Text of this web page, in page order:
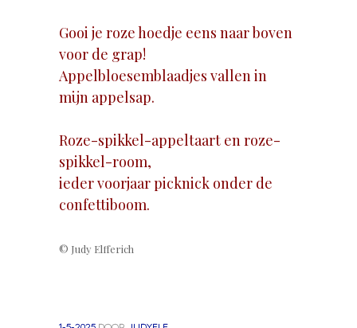
Gooi je roze hoedje eens naar boven
voor de grap!
Appelbloesemblaadjes vallen in
mijn appelsap.
Roze-spikkel-appeltaart en roze-
spikkel-room,
ieder voorjaar picknick onder de
confettiboom.
© Judy Elfferich